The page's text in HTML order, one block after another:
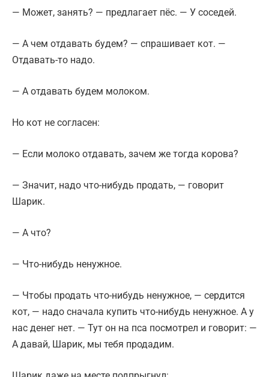
— Может, занять? — предлагает пёс. — У соседей.
— А чем отдавать будем? — спрашивает кот. —
Отдавать-то надо.
— А отдавать будем молоком.
Но кот не согласен:
— Если молоко отдавать, зачем же тогда корова?
— Значит, надо что-нибудь продать, — говорит
Шарик.
— А что?
— Что-нибудь ненужное.
— Чтобы продать что-нибудь ненужное, — сердится
кот, — надо сначала купить что-нибудь ненужное. А у
нас денег нет. — Тут он на пса посмотрел и говорит: —
А давай, Шарик, мы тебя продадим.